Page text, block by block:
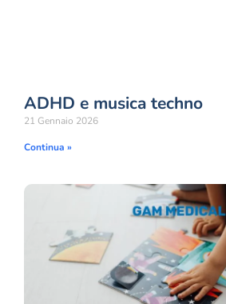
ADHD e musica techno
21 Gennaio 2026
Continua »